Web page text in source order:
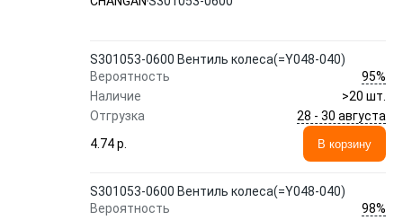
S301053-0600 Вентиль колеса(=Y048-040)
Вероятность
95%
Наличие
>20 шт.
Отгрузка
28 - 30 августа
4.74 p.
В корзину
S301053-0600 Вентиль колеса(=Y048-040)
Вероятность
98%